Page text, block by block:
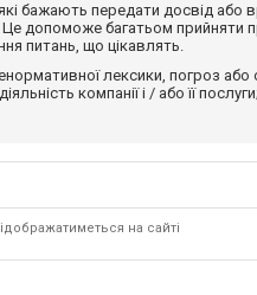
бажають передати досвід
допоможе багатьом прийняти
питань, що цікавлять.
лексики, погроз
компанії і / або її
на сайті